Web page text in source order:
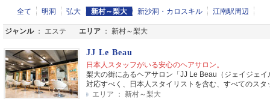
全て
明洞 弘大 新村～梨大 新沙洞・カロスキル 江南駅周辺
ジャンル： エステ エリア ： 新村～梨大
JJ Le Beau
日本人スタッフがいる安心のヘアサロン。
梨大の街にあるヘアサロン「JJ Le Beau（ジェイジェ
対応すべく、日本人スタイリストを含む、すべてのスタ
エリア ： 新村～梨大